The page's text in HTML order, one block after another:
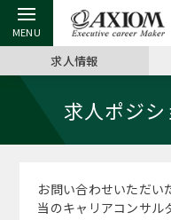
戻る
アクシアムの特長
サービス案内
戻る
キャリア支援 TOP
キャリアデザイン講座
（最新求人市場動向）
戻る
転職ツール TOP
英文レジュメの書き方
戻る
転職コラム TOP
“展”職相談室
戻る
イベント・セミナー TOP
ジョブフェア
戻る
会社概要 TOP
沿革
求人情報
求人ポジ
お問い合わせいただい
当のキャリアコンサル